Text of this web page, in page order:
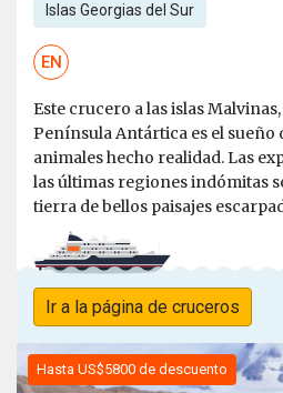
Islas Georgias del Sur
EN
Este crucero a las islas
Península Antártica es el sueño
animales hecho realidad. Las
las últimas regiones indómitas
tierra de bellos paisajes
Ir a la página de cruceros
Hasta US$5800 de descuento